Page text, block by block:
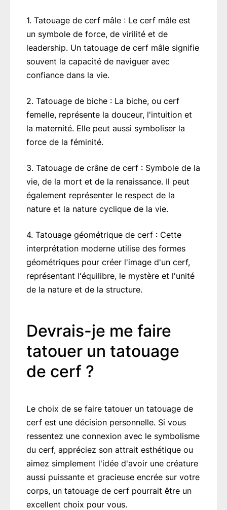
1. Tatouage de cerf mâle : Le cerf mâle est
un symbole de force, de virilité et de
leadership. Un tatouage de cerf mâle signifie
souvent la capacité de naviguer avec
confiance dans la vie.
2. Tatouage de biche : La biche, ou cerf
femelle, représente la douceur, l'intuition et
la maternité. Elle peut aussi symboliser la
force de la féminité.
3. Tatouage de crâne de cerf : Symbole de la
vie, de la mort et de la renaissance. Il peut
également représenter le respect de la
nature et la nature cyclique de la vie.
4. Tatouage géométrique de cerf : Cette
interprétation moderne utilise des formes
géométriques pour créer l'image d'un cerf,
représentant l'équilibre, le mystère et l'unité
de la nature et de la structure.
Devrais-je me faire
tatouer un tatouage
de cerf ?
Le choix de se faire tatouer un tatouage de
cerf est une décision personnelle. Si vous
ressentez une connexion avec le symbolisme
du cerf, appréciez son attrait esthétique ou
aimez simplement l'idée d'avoir une créature
aussi puissante et gracieuse encrée sur votre
corps, un tatouage de cerf pourrait être un
excellent choix pour vous.